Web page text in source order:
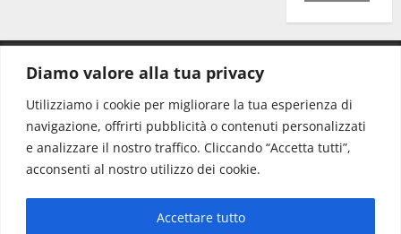
Diamo valore alla tua privacy
Utilizziamo i cookie per migliorare la tua esperienza di
navigazione, offrirti pubblicità o contenuti personalizzati
e analizzare il nostro traffico. Cliccando “Accetta tutti”,
acconsenti al nostro utilizzo dei cookie.
Accettare tutto
Redazione: redazione@www.martinasera.it
Direttore:direttore@www.martinasera.it
Info & Commerciale:info@www.martinasera.it